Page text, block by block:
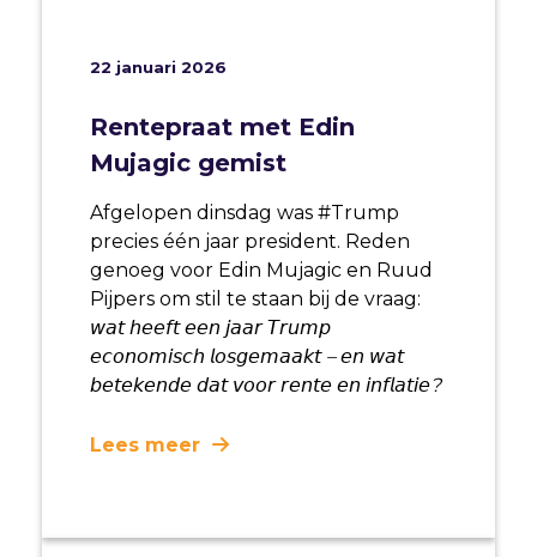
22 januari 2026
Rentepraat met Edin
Mujagic gemist
Afgelopen dinsdag was #Trump
precies één jaar president. Reden
genoeg voor Edin Mujagic en Ruud
Pijpers om stil te staan bij de vraag:
𝘸𝘢𝘵 𝘩𝘦𝘦𝘧𝘵 𝘦𝘦𝘯 𝘫𝘢𝘢𝘳 𝘛𝘳𝘶𝘮𝘱
𝘦𝘤𝘰𝘯𝘰𝘮𝘪𝘴𝘤𝘩 𝘭𝘰𝘴𝘨𝘦𝘮𝘢𝘢𝘬𝘵 – 𝘦𝘯 𝘸𝘢𝘵
𝘣𝘦𝘵𝘦𝘬𝘦𝘯𝘥𝘦 𝘥𝘢𝘵 𝘷𝘰𝘰𝘳 𝘳𝘦𝘯𝘵𝘦 𝘦𝘯 𝘪𝘯𝘧𝘭𝘢𝘵𝘪𝘦?
Lees meer